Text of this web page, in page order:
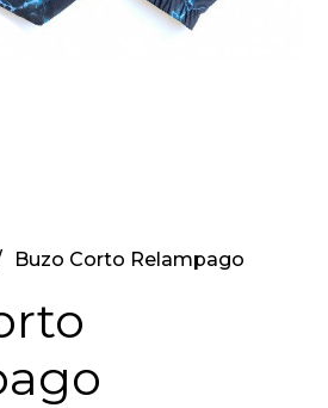
Buzo Corto Relampago